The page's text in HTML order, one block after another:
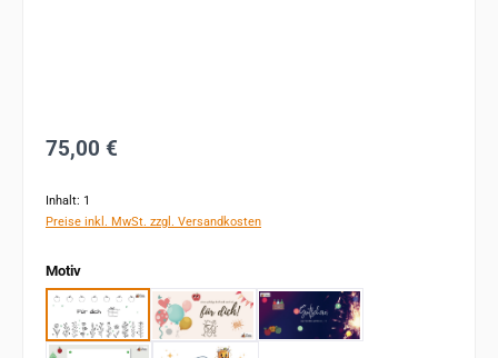
Regulärer Preis:
75,00 €
Inhalt: 1
Preise inkl. MwSt. zzgl. Versandkosten
Motivauswählen
Motiv 1 Motiv 2 Motiv 3